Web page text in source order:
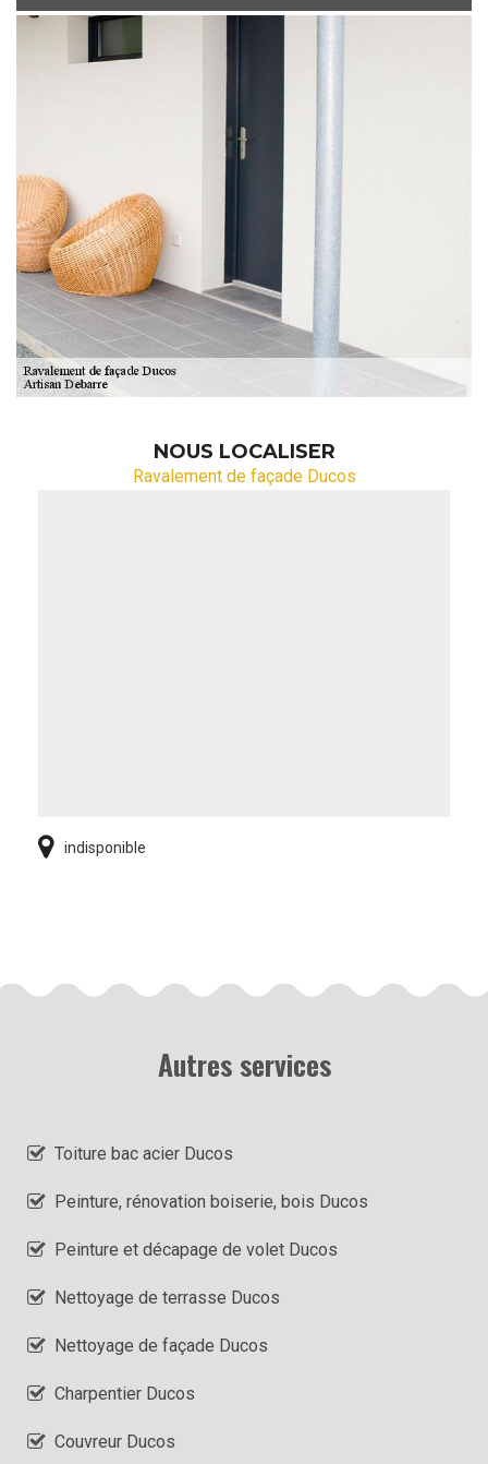
NOUS LOCALISER
Ravalement de façade Ducos
indisponible
Autres services
Toiture bac acier Ducos
Peinture, rénovation boiserie, bois Ducos
Peinture et décapage de volet Ducos
Nettoyage de terrasse Ducos
Nettoyage de façade Ducos
Charpentier Ducos
Couvreur Ducos